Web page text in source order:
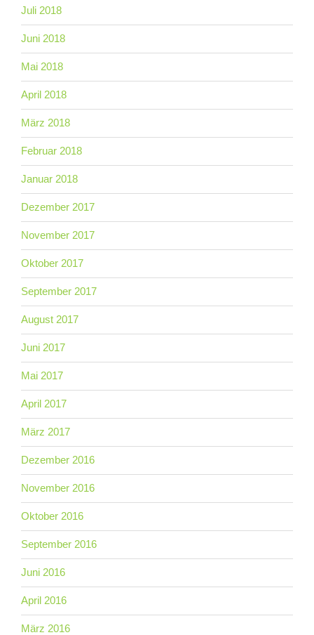
Juli 2018
Juni 2018
Mai 2018
April 2018
März 2018
Februar 2018
Januar 2018
Dezember 2017
November 2017
Oktober 2017
September 2017
August 2017
Juni 2017
Mai 2017
April 2017
März 2017
Dezember 2016
November 2016
Oktober 2016
September 2016
Juni 2016
April 2016
März 2016